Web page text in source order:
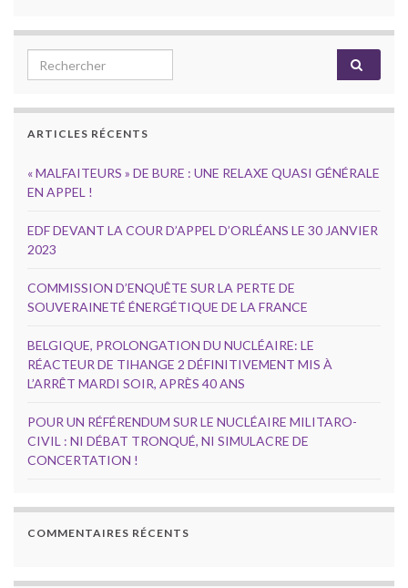
Search for:
ARTICLES RÉCENTS
« MALFAITEURS » DE BURE : UNE RELAXE QUASI GÉNÉRALE
EN APPEL !
EDF DEVANT LA COUR D’APPEL D’ORLÉANS LE 30 JANVIER
2023
COMMISSION D’ENQUÊTE SUR LA PERTE DE
SOUVERAINETÉ ÉNERGÉTIQUE DE LA FRANCE
BELGIQUE, PROLONGATION DU NUCLÉAIRE: LE
RÉACTEUR DE TIHANGE 2 DÉFINITIVEMENT MIS À
L’ARRÊT MARDI SOIR, APRÈS 40 ANS
POUR UN RÉFÉRENDUM SUR LE NUCLÉAIRE MILITARO-
CIVIL : NI DÉBAT TRONQUÉ, NI SIMULACRE DE
CONCERTATION !
COMMENTAIRES RÉCENTS